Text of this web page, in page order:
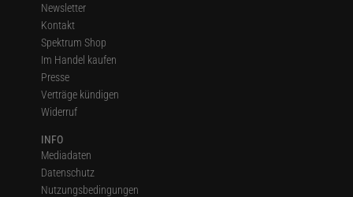
Newsletter
Kontakt
Spektrum Shop
Im Handel kaufen
Presse
Verträge kündigen
Widerruf
INFO
Mediadaten
Datenschutz
Nutzungsbedingungen